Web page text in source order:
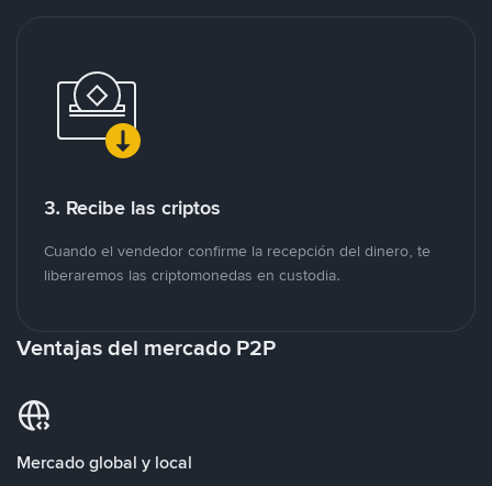
3. Recibe las criptos
Cuando el vendedor confirme la recepción del dinero, te
liberaremos las criptomonedas en custodia.
Ventajas del mercado P2P
Mercado global y local